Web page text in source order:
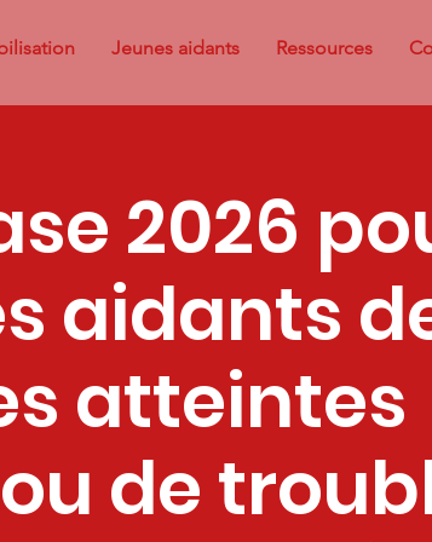
Jeunes aidants Ressources
2026
aidants
atteintes
de